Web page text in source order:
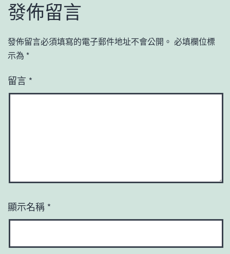
發佈留言
發佈留言必須填寫的電子郵件地址不會公開。 必填欄位標
示為 *
留言 *
顯示名稱 *